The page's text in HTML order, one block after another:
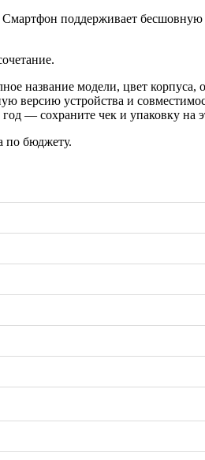
поддерживает
название модели, цвет
версию устройства и
— сохраните чек и упаковку на
по бюджету.